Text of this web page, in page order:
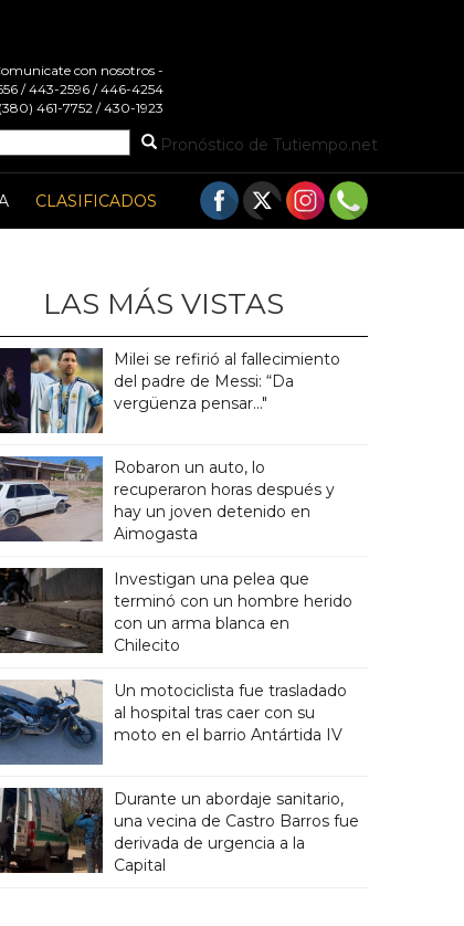
con nosotros -
/ 443-2596 / 446-4254
461-7752 / 430-1923
Pronóstico de Tutiempo.net
CLASIFICADOS
LAS MÁS VISTAS
Milei se refirió al fallecimiento
del padre de Messi: “Da
vergüenza pensar..."
Robaron un auto, lo
recuperaron horas después y
hay un joven detenido en
Aimogasta
Investigan una pelea que
terminó con un hombre herido
con un arma blanca en
Chilecito
Un motociclista fue trasladado
al hospital tras caer con su
moto en el barrio Antártida IV
Durante un abordaje sanitario,
una vecina de Castro Barros fue
derivada de urgencia a la
Capital